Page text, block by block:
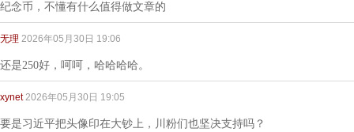
纪念币，不懂有什么值得做文章的
无理 2026年05月30日 19:06
还是250好，呵呵，哈哈哈哈。
xynet 2026年05月30日 19:05
要是习近平把头像印在大钞上，川粉们也坚决支持吗？